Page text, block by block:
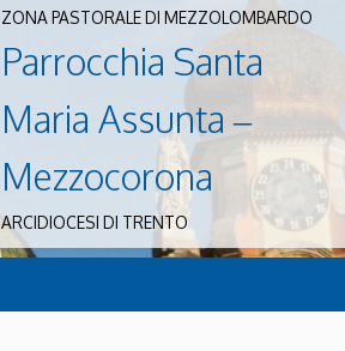
ZONA PASTORALE DI MEZZOLOMBARDO
Parrocchia Santa
Maria Assunta –
Mezzocorona
ARCIDIOCESI DI TRENTO